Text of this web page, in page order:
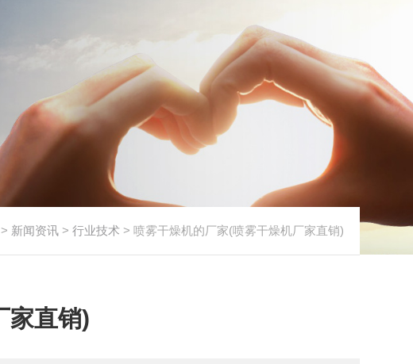
> 新闻资讯> 行业技术 > 喷雾干燥机的厂家(喷雾干燥机厂家直销)
家直销)